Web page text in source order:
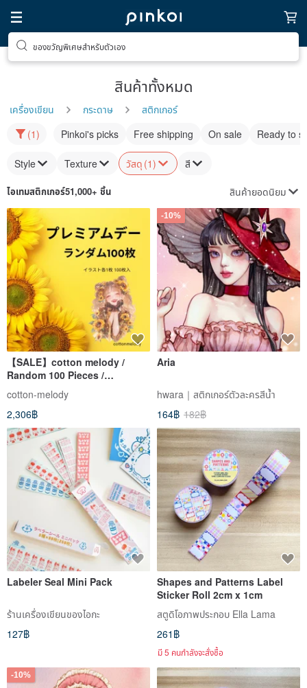
ของขวัญพิเศษสำหรับตัวเอง
สินค้าทั้งหมด
เครื่องเขียน กระดาษ
สติกเกอร์
(1)
Pinkoi's picks Free shipping On sale Ready to
Style Texture วัสดุ (1) สี
ไอเทมสติกเกอร์51,000+ ชิ้น สินค้ายอดนิยม
【SALE】cotton melody /
Random 100 Pieces /
Character Stickers / Original
Stickers / Original Character
Stickers / Stickers
cotton-melody
2,306฿
-10%
Aria
hwara｜สติกเกอร์ตัวละครสีน้ำ
164฿ 182฿
Labeler Seal Mini Pack
ร้านเครื่องเขียนของไอกะ
127฿
Shapes and Patterns Label
Sticker Roll 2cm x 1cm
สตูดิโอภาพประกอบ Ella Lama
261฿
มี 5 คนกำลังจะสั่งซื้อ
-10%